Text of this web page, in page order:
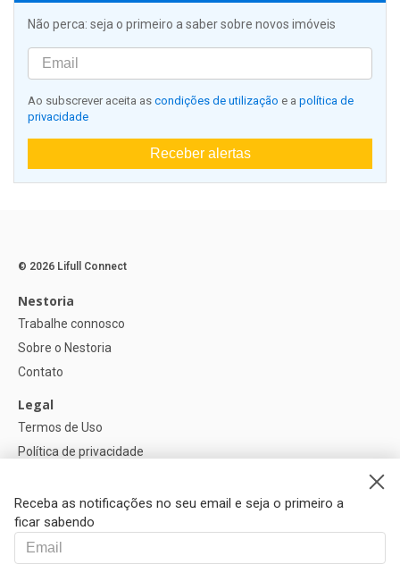
Não perca: seja o primeiro a saber sobre novos imóveis
Ao subscrever aceita as condições de utilização e a política de
privacidade
Receber alertas
Receba as notificações no seu email e seja o primeiro a
ficar sabendo
© 2026 Lifull Connect
Nestoria
Trabalhe connosco
Sobre o Nestoria
Contato
Legal
Termos de Uso
Política de privacidade
Configurações de cookies
Ajuda
FAQ